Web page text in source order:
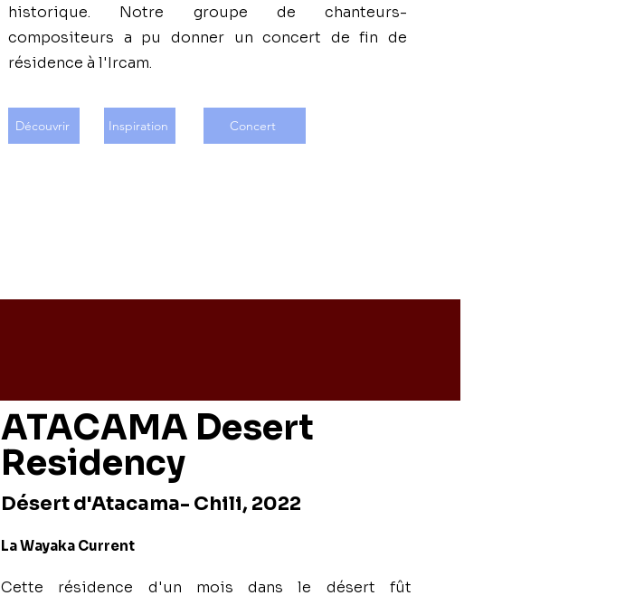
historique. Notre groupe de chanteurs-
compositeurs a pu donner un concert de fin de
résidence à l'Ircam.
Découvrir Inspiration Concert
ATACAMA Desert
Residency
Désert d'Atacama- Chili, 2022
La Wayaka Current
Cette résidence d'un mois dans le désert fût